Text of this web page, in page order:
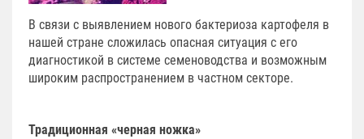
В связи с выявлением нового бактериоза картофеля в
нашей стране сложилась опасная ситуация с его
диагностикой в системе семеноводства и возможным
широким распространением в частном секторе.
Традиционная «черная ножка»